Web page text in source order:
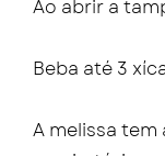
Ao abrir a
Beba até 3
A melissa